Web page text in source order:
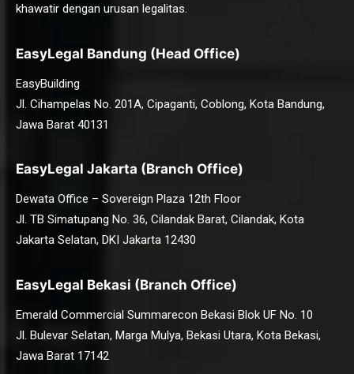
khawatir dengan urusan legalitas.
EasyLegal Bandung (Head Office)
EasyBuilding
Jl. Cihampelas No. 201A, Cipaganti, Coblong, Kota Bandung,
Jawa Barat 40131
EasyLegal Jakarta (Branch Office)
Dewata Office – Sovereign Plaza 12th Floor
Jl. TB Simatupang No. 36, Cilandak Barat, Cilandak, Kota
Jakarta Selatan, DKI Jakarta 12430
EasyLegal Bekasi (Branch Office)
Emerald Commercial Summarecon Bekasi Blok UF No. 10
Jl. Bulevar Selatan, Marga Mulya, Bekasi Utara, Kota Bekasi,
Jawa Barat 17142